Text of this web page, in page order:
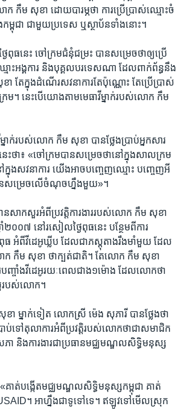
កឹម សុខា ដោយ​បារម្ភ​ថា ​ការ​ប្រើប្រាស់​ឈ្មោះ​ចំ​
ម្ពុជា ជាមួយ​ប្រទេស​ ឬ​ស្ថាប័នទាំង​នោះ។
ធ​នេះ ចៅក្រម​ជំនុំ​ជម្រះ បាន​សម្រេច​ថា​ឲ្យ​ប្រើ
ះ​អង្គការ និង​បុគ្គល​បរទេស​ណា ដែល​ពាក់ព័ន្ធ​នឹង​
ែ​ក្នុង​ដំណើរ​សវនាការ​តែ​ប៉ុណ្ណោះ តែ​ប្រើប្រាស់​
ម។ នេះ​បើ​យោង​តាម​មេធាវី​ម្នាក់​របស់​លោក កឹម
ាក់​របស់​លោក កឹម សុខា បានថ្លែង​ប្រាប់​អ្នក​សារ
េះ​ថា៖ «ចៅក្រម​បាន​សម្រេច​ថា​នៅ​ក្នុង​សាលក្រម
ៅ​ក្នុង​សវនាការ​ យើង​អាច​បញ្ចេញ​ឈ្មោះ បញ្ចេញ​អី​
ន​សម្រេច​លើ​ចំណុច​ហ្នឹង​មួយ»។
ន​សាក​សួរ​អំពី​ប្រវត្តិ​ការងារ​របស់​លោក កឹម សុខា
២០០៧ នៅ​រសៀល​ថ្ងៃ​ពុធ​នេះ បន្ថែម​ពី​ការ​
ធ អំពី​វីដេអូ​ឃ្លីប ដែល​ជា​ភស្តុតាង​រឹង​មាំ​មួយ ដែល​
ក កឹម សុខា ថា​ក្បត់​ជាតិ។ តែ​លោក កឹម សុខា
បញ្ចាំង​វីដេអូ​រយៈ​ពេល​ជាង​១ម៉ោង ដែល​លោក​ថា​
អំ​របស់​លោក។​
ា ម្នាក់​ទៀត លោកស្រី ម៉េង សុភារី បាន​ថ្លែង​ថា
ប់​ទៅ​តុលាការ​អំពីប្រវត្តិ​របស់​លោក​ថា​ជា​សមាជិក​
ភា និង​ការងារ​ជា​ប្រធាន​មជ្ឈមណ្ឌល​សិទ្ធិ​មនុស្ស​
គាត់​បង្កើត​មជ្ឈមណ្ឌល​សិទ្ធិមនុស្ស​កម្ពុជា គាត់​
។ អា​ហ្នឹង​ជាទូទៅ​ទេ។ ឥឡូវ​ទៅ​មើល​ស្រុក​